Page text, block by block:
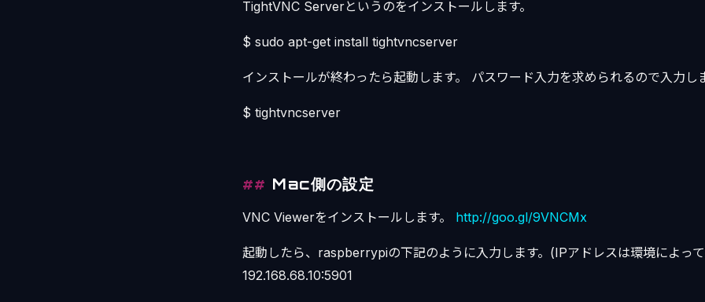
TightVNC Serverというのをインストールします。
$ sudo apt-get install tightvncserver
インストールが終わったら起動します。 パスワード入力を求められるので入力しま
$ tightvncserver
Mac側の設定
VNC Viewerをインストールします。 http://goo.gl/9VNCMx
起動したら、raspberrypiの下記のように入力します。(IPアドレスは環境によっ
192.168.68.10:5901